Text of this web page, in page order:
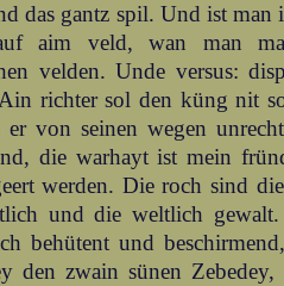
das gantz spil. Und ist
aim veld, wan man
velden. Unde versus:
richter sol den küng nit
er von seinen wegen
die warhayt ist mein
werden. Die roch sind
und die weltlich gewalt.
behütent und
den zwain sünen